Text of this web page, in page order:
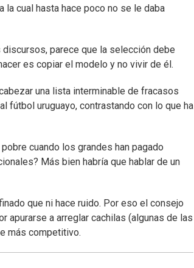
cual hasta hace poco no se le daba
parece que la selección debe
es copiar el modelo y no vivir de él.
una lista interminable de fracasos
fútbol uruguayo, contrastando con lo que ha
cuando los grandes han pagado
Más bien habría que hablar de un
que ni hace ruido. Por eso el consejo
apurarse a arreglar cachilas (algunas de las
más competitivo.